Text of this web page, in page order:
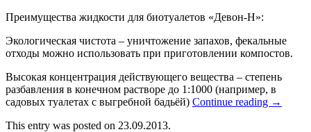
Преимущества жидкости для биотуалетов «Девон-Н»:
Экологическая чистота – уничтожение запахов, фекальные
отходы можно использовать при приготовлении компостов.
Высокая концентрация действующего вещества – степень
разбавления в конечном растворе до 1:1000 (например, в
садовых туалетах с выгребной бадьёй) Continue reading →
This entry was posted on 23.09.2013.